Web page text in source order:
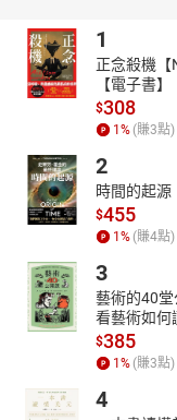
1
正念殺機【
【電子書】
$308
1 % (賺3點)
2
時間的起源
$455
1 % (賺4點)
3
藝術的40
看藝術如何
$385
1 % (賺3點)
4